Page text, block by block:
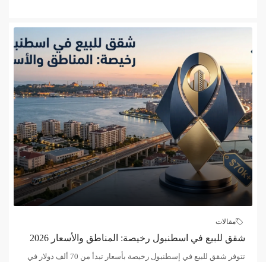
مقالات
شقق للبيع في اسطنبول رخيصة: المناطق والأسعار 2026
تتوفر شقق للبيع في إسطنبول رخيصة بأسعار تبدأ من 70 ألف دولار في